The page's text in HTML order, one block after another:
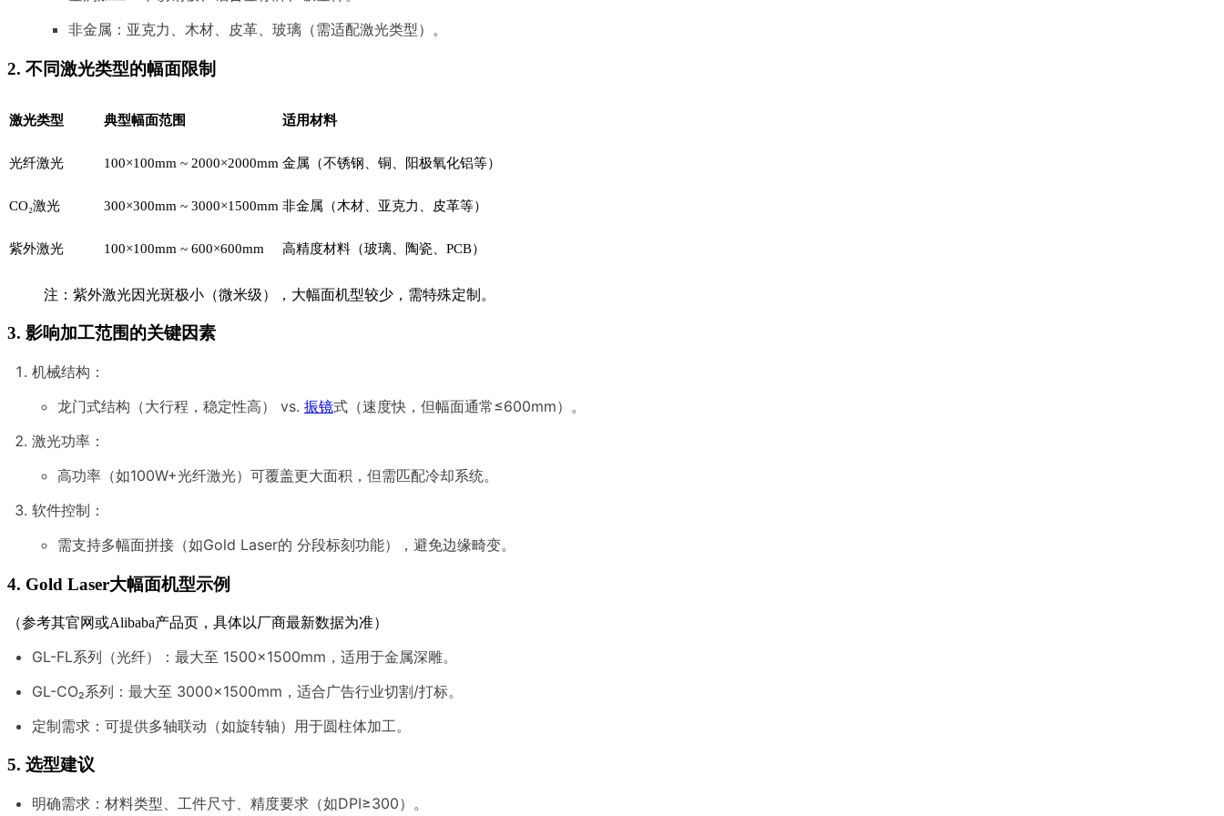
非金属：亚克力、木材、皮革、玻璃（需适配激光类型）。
2. 不同激光类型的幅面限制
激光类型 典型幅面范围 适用材料
光纤激光 100×100mm ~ 2000×2000mm 金属（不锈钢、铜、阳极氧化铝等）
CO₂激光 300×300mm ~ 3000×1500mm 非金属（木材、亚克力、皮革等）
紫外激光 100×100mm ~ 600×600mm 高精度材料（玻璃、陶瓷、PCB）
注：紫外激光因光斑极小（微米级），大幅面机型较少，需特殊定制。
3. 影响加工范围的关键因素
机械结构：
龙门式结构（大行程，稳定性高） vs. 振镜式（速度快，但幅面通常≤600mm）。
激光功率：
高功率（如100W+光纤激光）可覆盖更大面积，但需匹配冷却系统。
软件控制：
需支持多幅面拼接（如Gold Laser的 分段标刻功能），避免边缘畸变。
4. Gold Laser大幅面机型示例
（参考其官网或Alibaba产品页，具体以厂商最新数据为准）
GL-FL系列（光纤）：最大至 1500×1500mm，适用于金属深雕。
GL-CO₂系列：最大至 3000×1500mm，适合广告行业切割/打标。
定制需求：可提供多轴联动（如旋转轴）用于圆柱体加工。
5. 选型建议
明确需求：材料类型、工件尺寸、精度要求（如DPI≥300）。